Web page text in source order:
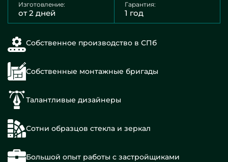
Изготовление:
от 2 дней
Гарантия:
1 год
Собственное производство в СПб
Собственные монтажные бригады
Талантливые дизайнеры
Сотни образцов стекла и зеркал
Большой опыт работы с застройщиками